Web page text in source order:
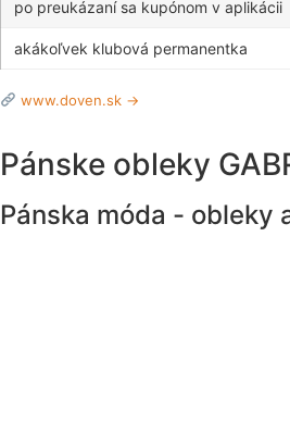
po preukázaní sa kupónom v aplikácii
akákoľvek klubová permanentka
www.doven.sk →
Pánske obleky
Pánska móda - obleky